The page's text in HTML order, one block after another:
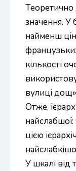
Теоретично
значення. У
найменш
кількості
вулиці
Отже,
цією
У шкалі від